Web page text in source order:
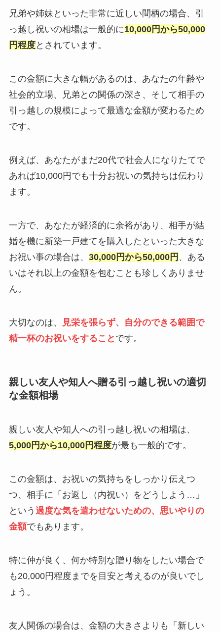
兄弟や姉妹といった非常に近しい間柄の場合、引
っ越し祝いの相場は一般的に10,000円から50,000
円程度とされています。
この金額に大きな幅があるのは、あなたの年齢や
社会的立場、兄弟との関係の深さ、そして相手の
引っ越しの規模によって最適な金額が変わるため
です。
例えば、あなたがまだ20代で社会人になりたてで
あれば10,000円でも十分お祝いの気持ちは伝わり
ます。
一方で、あなたが経済的に余裕があり、相手が結
婚を機に新築一戸建てを購入したといった大きな
お祝い事の場合は、 30,000円から50,000円 、ある
いはそれ以上の金額を包むことも珍しくありませ
ん。
大切なのは、
見栄を張らず、自分のできる範囲で
精一杯のお祝いをすること です。
親しい友人や知人へ贈る引っ越し祝いの適切
な金額相場
親しい友人や知人への引っ越し祝いの相場は、
5,000円から10,000円程度が最も一般的です。
この金額は、お祝いの気持ちをしっかり伝えつ
つ、相手に「お返し（内祝い）をどうしよう…」
という 過度な気を遣わせないための、思いやりの
金額でもあります。
特に仲が良く、何か特別な贈り物をしたい場合で
も20,000円程度までを目安と考えるのが良いでし
ょう。
友人関係の場合は、金額の大きさよりも「新しい